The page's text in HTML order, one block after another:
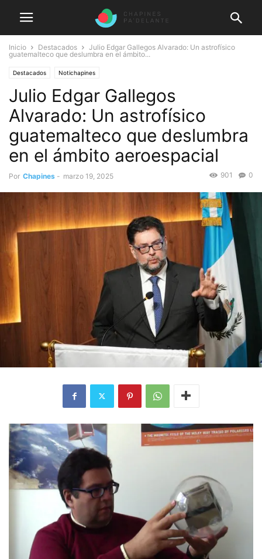
Inicio Destacados
Julio Edgar Gallegos Alvarado: Un astrofísico
guatemalteco que deslumbra en el ámbito...
Destacados Notichapines
Julio Edgar Gallegos
Alvarado: Un astrofísico
guatemalteco que deslumbra
en el ámbito aeroespacial
Por Chapines - marzo 19, 2025 0
901